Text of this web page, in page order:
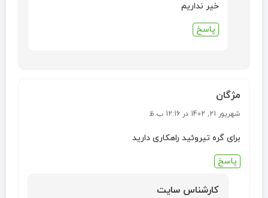
خیر نداریم
پاسخ
مژگان
شهریور 21, 1402 در 12:16 ب.ظ
برای گره تیروئید راهکاری دارید
پاسخ
کارشناس سایت